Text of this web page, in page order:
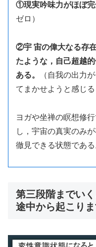
①現実吟味力がほぼ完
ゼロ）
②宇 宙の偉大なる存
たような，自己超越
ある。
（自我の出力
てまかせようと感じる
ヨガや坐禅の瞑想修
し，宇宙の真実のみ
徹見できる状態である
第三段階までい
途中から起こり